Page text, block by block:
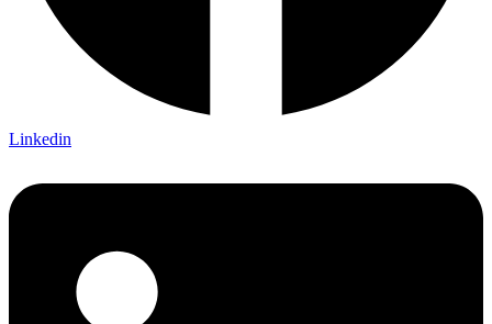
Linkedin